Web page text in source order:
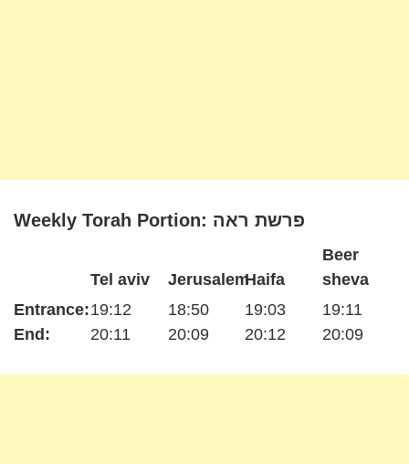
Weekly Torah Portion: פרשת ראה
Entrance:
End:
Tel aviv
19:12
20:11
Jerusalem
18:50
20:09
Haifa
19:03
20:12
Beer
sheva
19:11
20:09